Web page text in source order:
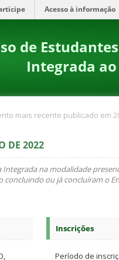
Acesso à informação
de
Integrada
mais recente publicado em
DE 2022
na modalidade
concluindo ou já concluíram o
Inscrições
Período de